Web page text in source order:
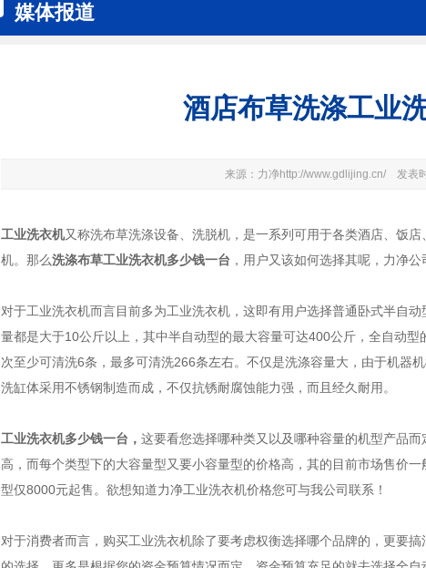
媒体报道
酒店布草洗涤工业
来源：力净http://www.gdlijing.cn/ 发
工业洗衣机又称洗布草洗涤设备、洗脱机，是一系列可用于各类酒店、饭
机。那么洗涤布草工业洗衣机多少钱一台 ，用户又该如何选择其呢，力净公
对于工业洗衣机而言目前多为工业洗衣机，这即有用户选择普通卧式半自
量都是大于10公斤以上，其中半自动型的最大容量可达400公斤，全自动
次至少可清洗6条，最多可清洗266条左右。不仅是洗涤容量大，由于机器
洗缸体采用不锈钢制造而成，不仅抗锈耐腐蚀能力强，而且经久耐用。
工业洗衣机多少钱一台， 这要看您选择哪种类又以及哪种容量的机型产品
高，而每个类型下的大容量型又要小容量型的价格高，其的目前市场售价
型仅8000元起售。欲想知道力净工业洗衣机价格您可与我公司联系！
对于消费者而言，购买工业洗衣机除了要考虑权衡选择哪个品牌的，更要